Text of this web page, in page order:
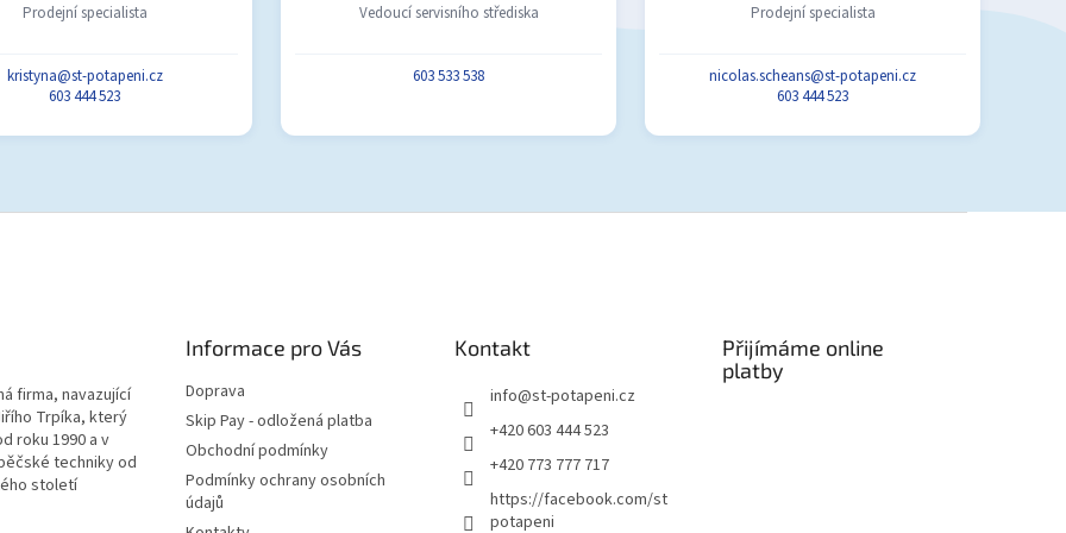
Prodejní specialista
kristyna@st-potapeni.cz
603 444 523
Vedoucí servisního střediska
603 533 538
Prodejní specialista
nicolas.scheans@st-potapeni.cz
603 444 523
firma, navazující
Trpíka, který
roku 1990 a v
techniky od
století
Informace pro Vás
Doprava
Skip Pay - odložená platba
Obchodní podmínky
Podmínky ochrany osobních
údajů
Kontakt
info@st-potapeni.cz
+420 603 444 523
+420 773 777 717
https://facebook.com/st
potapeni
Přijímáme online
platby